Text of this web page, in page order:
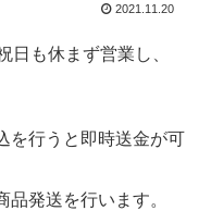
2021.11.20
日も休まず営業し、
を行うと即時送金が可
発送を行います。